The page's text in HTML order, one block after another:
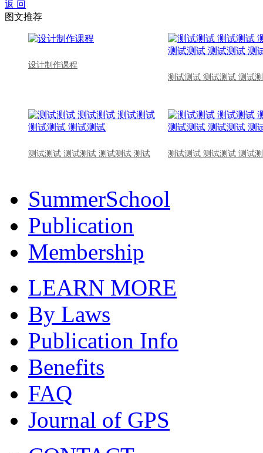
返 回
图文推荐
设计制作课程
测试测试 测试测试 测试
测试测试 测试测试 测试测试 测试 测试测试 测试测试 测试
SummerSchool
Publication
Membership
LEARN MORE
By Laws
Publication Info
Benefits
FAQ
Journal of GPS